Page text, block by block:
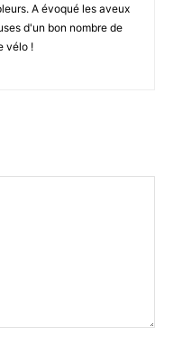
A évoqué les aveux
d'un bon nombre de
vélo !